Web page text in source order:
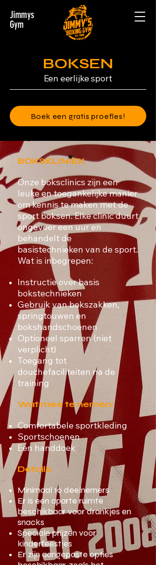
Jimmys
Gym
BOKSEN
Een eerlijke sport
Boek een gratis proefles!
BOKSKLINIEK
Onze boksclinics zijn een
leuke en toegankelijke manier
om kennis te maken met de
sport boksen. Elke clinic duurt
ongeveer een uur en
behandelt de
basistechnieken van de sport.
Wat is inbegrepen:
Instructie over basis
bokstechnieken
Gebruik van bokszakken,
springtouwen en
bokshandschoenen
Optioneel sparren (niet
verplicht)
Toegang tot
douchefaciliteiten na de
training
Wat mee te nemen:
Comfortabele sportkleding
Sportschoenen
Een handdoek
Details:
Minimaal 10 deelnemers
Er is een aparte ruimte
beschikbaar voor drankjes en
snacks
Speciale prijzen voor
kinderfeestjes
Er zijn aangepaste opties